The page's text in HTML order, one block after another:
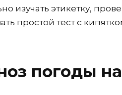
изучать этикетку,
простой тест с
погоды